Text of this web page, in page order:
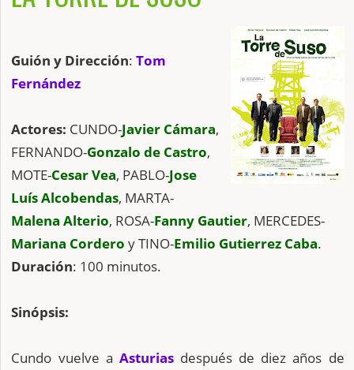
Guión y Dirección:Tom
Fernández
Actores: CUNDO-Javier Cámara,
FERNANDO-Gonzalo de Castro,
MOTE-Cesar Vea, PABLO-Jose
Luís Alcobendas, MARTA-
Malena Alterio, ROSA-Fanny Gautier, MERCEDES-
Mariana Cordero y TINO-Emilio Gutierrez Caba.
Duración: 100 minutos.
Sinópsis:
Cundo vuelve a Asturiasdespués de diez años de